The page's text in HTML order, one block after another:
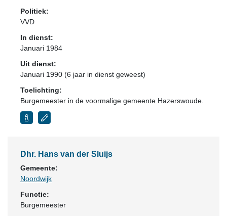
Politiek:
VVD
In dienst:
Januari 1984
Uit dienst:
Januari 1990 (6 jaar in dienst geweest)
Toelichting:
Burgemeester in de voormalige gemeente Hazerswoude.
Dhr. Hans van der Sluijs
Gemeente:
Noordwijk
Functie:
Burgemeester